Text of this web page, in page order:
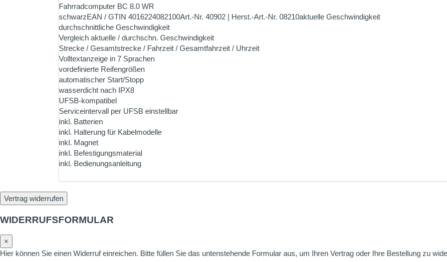
Fahrradcomputer BC 8.0 WR
schwarzEAN / GTIN 4016224082100Art.-Nr. 40902 | Herst.-Art.-Nr. 08210aktuelle Geschwindigkeit
durchschnittliche Geschwindigkeit
Vergleich aktuelle / durchschn. Geschwindigkeit
Strecke / Gesamtstrecke / Fahrzeit / Gesamtfahrzeit / Uhrzeit
Volltextanzeige in 7 Sprachen
vordefinierte Reifengrößen
automatischer Start/Stopp
wasserdicht nach IPX8
UFSB-kompatibel
Serviceintervall per UFSB einstellbar
inkl. Batterien
inkl. Halterung für Kabelmodelle
inkl. Magnet
inkl. Befestigungsmaterial
inkl. Bedienungsanleitung
Vertrag widerrufen
WIDERRUFSFORMULAR
×
Hier können Sie einen Widerruf einreichen. Bitte füllen Sie das untenstehende Formular aus, um Ihren Vertrag oder Ihre Bestellung zu